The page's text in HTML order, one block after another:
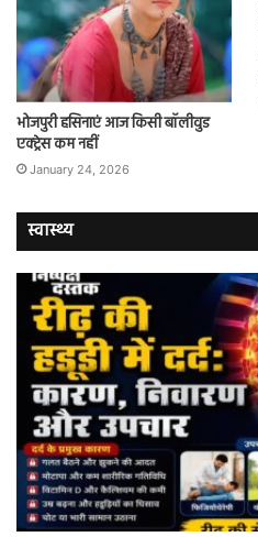
भोजपुरी हसिनाएं आज किसी बॉलीवुड
एक्ट्रेस कम नहीं
January 24, 2026
स्वास्थ्य